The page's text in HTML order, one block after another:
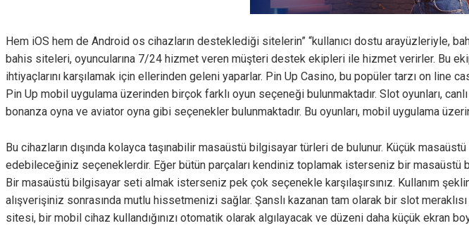
Hem iOS hem de Android os cihazların desteklediği sitelerin” “kullanıcı dostu
bahis siteleri, oyuncularına 7/24 hizmet veren müşteri destek ekipleri ile hizmet verirler. Bu
ihtiyaçlarını karşılamak için ellerinden geleni yaparlar. Pin Up Casino, bu popüler tarzı on line
Pin Up mobil uygulama üzerinden birçok farklı oyun seçeneği bulunmaktadır. Slot oyunları,
bonanza oyna ve aviator oyna gibi seçenekler bulunmaktadır. Bu oyunları, mobil uygulama
Bu cihazların dışında kolayca taşınabilir masaüstü bilgisayar türleri de bulunur. Küçük
edebileceğiniz seçeneklerdir. Eğer bütün parçaları kendiniz toplamak isterseniz bir masaüstü
Bir masaüstü bilgisayar seti almak isterseniz pek çok seçenekle karşılaşırsınız. Kullanım
alışverişiniz sonrasında mutlu hissetmenizi sağlar. Şanslı kazanan tam olarak bir slot
sitesi, bir mobil cihaz kullandığınızı otomatik olarak algılayacak ve düzeni daha küçük ekran